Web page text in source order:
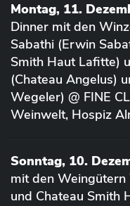
Montag, 11.
Dinner mit den
Sabathi (Erwin
Smith Haut Lafitte)
(Chateau Angelus)
Wegeler) @ FINE
Weinwelt, Hospiz
Sonntag, 10.
mit den
und Chateau Smith